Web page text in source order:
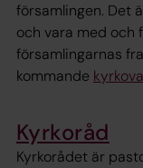
församlingen. Det
och vara med och
församlingarnas
kommande
Kyrkoråd
Kyrkorådet är